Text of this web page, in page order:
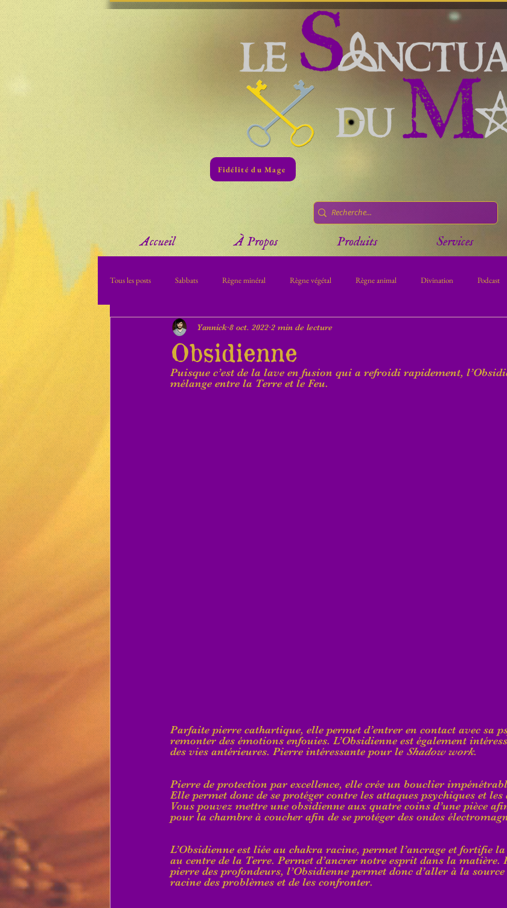
Fidélité du Mage
Accueil À Propos Produits Services
Tous les posts Sabbats Règne minéral Règne végétal Règne animal Divination Podcast
Obsidienne
Yannick 8 oct. 2022 2 min de lecture
Puisque c’est de la lave en fusion qui a refroidi rapidement,
mélange entre la Terre et le Feu.
Parfaite pierre cathartique, elle permet d’entrer en contact avec sa
remonter des émotions enfouies. L’Obsidienne est également
des vies antérieures. Pierre intéressante pour le Shadow work.
Pierre de protection par excellence, elle crée un bouclier
Elle permet donc de se protéger contre les attaques psychiques et les
Vous pouvez mettre une obsidienne aux quatre coins d’une pièce
pour la chambre à coucher afin de se protéger des ondes
L’Obsidienne est liée au chakra racine, permet l’ancrage et fortifie
au centre de la Terre. Permet d’ancrer notre esprit dans la matière.
pierre des profondeurs, l’Obsidienne permet donc d’aller à la source
racine des problèmes et de les confronter.